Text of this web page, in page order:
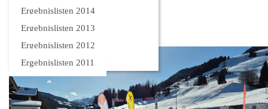
Ergebnislisten 2014
Ergebnislisten 2013
Ergebnislisten 2012
Ergebnislisten 2011
Bilder